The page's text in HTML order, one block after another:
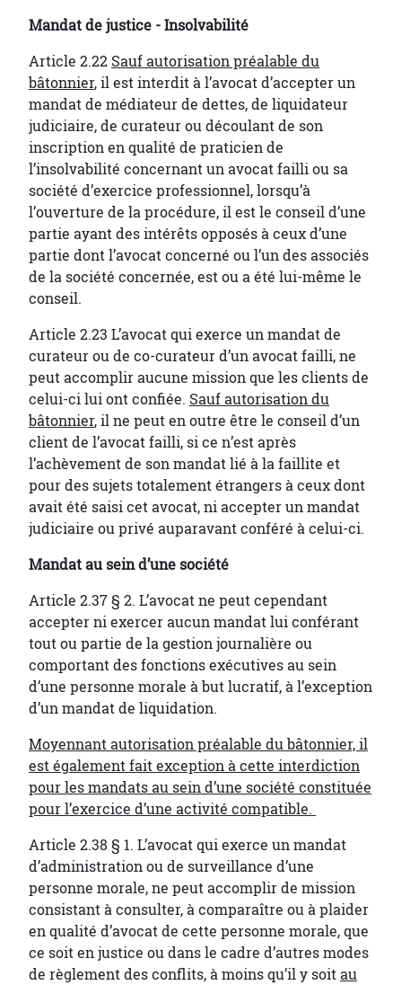
Mandat de justice - Insolvabilité
Article 2.22 Sauf autorisation préalable du
bâtonnier, il est interdit à l’avocat d’accepter un
mandat de médiateur de dettes, de liquidateur
judiciaire, de curateur ou découlant de son
inscription en qualité de praticien de
l’insolvabilité concernant un avocat failli ou sa
société d’exercice professionnel, lorsqu’à
l’ouverture de la procédure, il est le conseil d’une
partie ayant des intérêts opposés à ceux d’une
partie dont l’avocat concerné ou l’un des associés
de la société concernée, est ou a été lui-même le
conseil.
Article 2.23 L’avocat qui exerce un mandat de
curateur ou de co-curateur d’un avocat failli, ne
peut accomplir aucune mission que les clients de
celui-ci lui ont confiée. Sauf autorisation du
bâtonnier, il ne peut en outre être le conseil d’un
client de l’avocat failli, si ce n’est après
l’achèvement de son mandat lié à la faillite et
pour des sujets totalement étrangers à ceux dont
avait été saisi cet avocat, ni accepter un mandat
judiciaire ou privé auparavant conféré à celui-ci.
Mandat au sein d’une société
Article 2.37 § 2. L’avocat ne peut cependant
accepter ni exercer aucun mandat lui conférant
tout ou partie de la gestion journalière ou
comportant des fonctions exécutives au sein
d’une personne morale à but lucratif, à l’exception
d’un mandat de liquidation.
Moyennant autorisation préalable du bâtonnier, il
est également fait exception à cette interdiction
pour les mandats au sein d’une société constituée
pour l’exercice d’une activité compatible.
Article 2.38 § 1. L’avocat qui exerce un mandat
d’administration ou de surveillance d’une
personne morale, ne peut accomplir de mission
consistant à consulter, à comparaître ou à plaider
en qualité d’avocat de cette personne morale, que
ce soit en justice ou dans le cadre d’autres modes
de règlement des conflits, à moins qu’il y soitau